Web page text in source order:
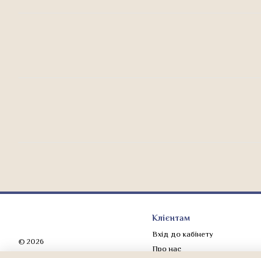
© 2026
Клієнтам
Вхід до кабінету
Про нас